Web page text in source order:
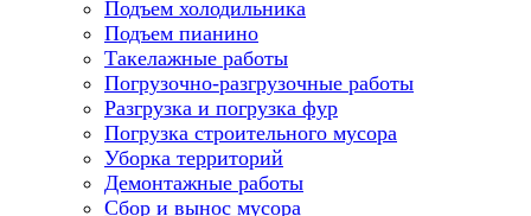
Подъем холодильника
Подъем пианино
Такелажные работы
Погрузочно-разгрузочные работы
Разгрузка и погрузка фур
Погрузка строительного мусора
Уборка территорий
Демонтажные работы
Сбор и вынос мусора